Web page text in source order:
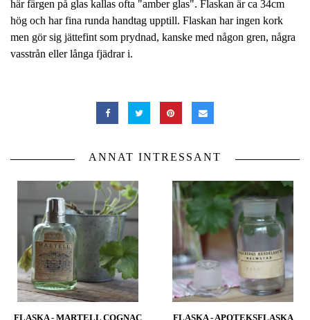
här färgen på glas kallas ofta "amber glas". Flaskan är ca 34cm
hög och har fina runda handtag upptill. Flaskan har ingen kork
men gör sig jättefint som prydnad, kanske med någon gren, några
vasstrån eller långa fjädrar i.
ANNAT INTRESSANT
FLASKA - MARTELL COGNAC
FLASKA - APOTEKSFLASKA